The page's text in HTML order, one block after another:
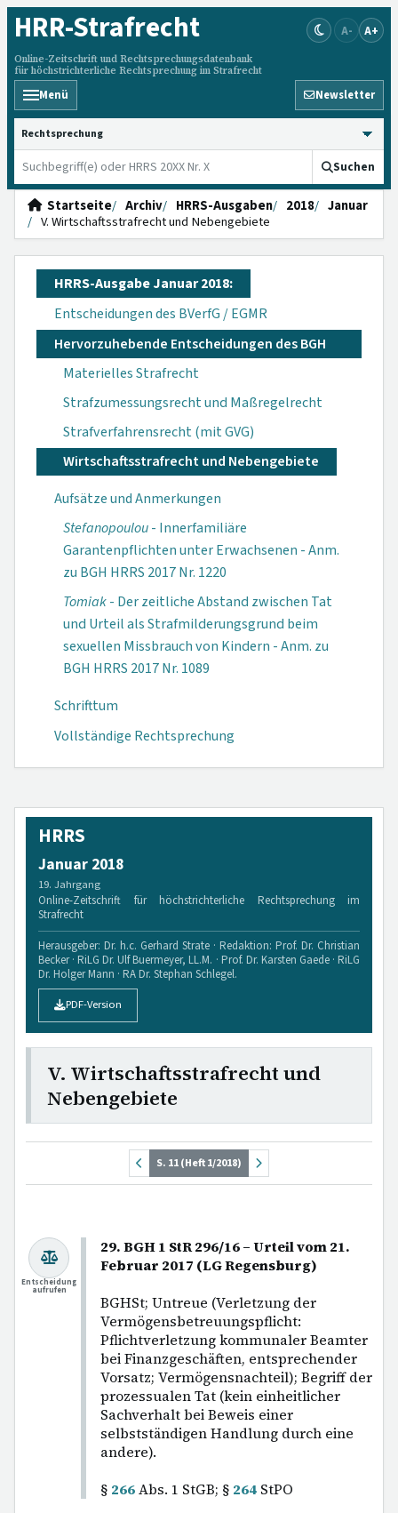
HRR-Strafrecht
Online-Zeitschrift und Rechtsprechungsdatenbank
für höchstrichterliche Rechtsprechung im Strafrecht
A- A+
Menü Newsletter
HRRS durchsuchen
Suchen
Startseite Archiv HRRS-Ausgaben 2018
Januar
V. Wirtschaftsstrafrecht und Nebengebiete
HRRS-Ausgabe Januar 2018:
Entscheidungen des BVerfG / EGMR
Hervorzuhebende Entscheidungen des BGH
Materielles Strafrecht
Strafzumessungsrecht und Maßregelrecht
Strafverfahrensrecht (mit GVG)
Wirtschaftsstrafrecht und Nebengebiete
Aufsätze und Anmerkungen
Stefanopoulou- Innerfamiliäre
Garantenpflichten unter Erwachsenen - Anm.
zu BGH HRRS 2017 Nr. 1220
Tomiak- Der zeitliche Abstand zwischen Tat
und Urteil als Strafmilderungsgrund beim
sexuellen Missbrauch von Kindern - Anm. zu
BGH HRRS 2017 Nr. 1089
Schrifttum
Vollständige Rechtsprechung
HRRS
Januar 2018
19. Jahrgang
Online-Zeitschrift für höchstrichterliche Rechtsprechung im
Strafrecht
Herausgeber: Dr. h.c. Gerhard Strate · Redaktion: Prof. Dr. Christian
Becker · RiLG Dr. Ulf Buermeyer, LL.M. · Prof. Dr. Karsten Gaede · RiLG
Dr. Holger Mann · RA Dr. Stephan Schlegel.
PDF-Version
V. Wirtschaftsstrafrecht und
Nebengebiete
S. 11 (Heft 1/2018)
29. BGH 1 StR 296/16 – Urteil vom 21.
Februar 2017 (LG Regensburg)
BGHSt; Untreue (Verletzung der
Vermögensbetreuungspflicht:
Pflichtverletzung kommunaler Beamter
bei Finanzgeschäften, entsprechender
Vorsatz; Vermögensnachteil); Begriff der
prozessualen Tat (kein einheitlicher
Sachverhalt bei Beweis einer
selbstständigen Handlung durch eine
andere).
§ 266Abs. 1 StGB; § 264 StPO
Entscheidung
aufrufen